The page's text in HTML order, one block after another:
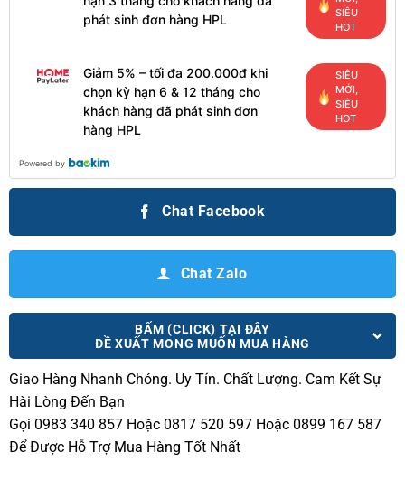
phát sinh đơn hàng HPL
SIÊU
HOT
Giảm 5% – tối đa 200.000đ khi
chọn kỳ hạn 6 & 12 tháng cho
khách hàng đã phát sinh đơn
hàng HPL
SIÊU
MỚI,
SIÊU
HOT
Powered by
Chat Facebook
Chat Zalo
BẤM (CLICK) TẠI ĐÂY
ĐỀ XUẤT MONG MUỐN MUA HÀNG
Giao Hàng Nhanh Chóng. Uy Tín. Chất Lượng. Cam Kết Sự
Hài Lòng Đến Bạn
Gọi 0983 340 857 Hoặc 0817 520 597 Hoặc 0899 167 587
Để Được Hỗ Trợ Mua Hàng Tốt Nhất